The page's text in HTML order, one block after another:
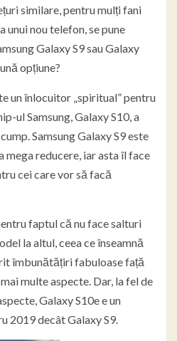
similare, pentru mulți fani
unui nou telefon, se pune
Galaxy S9 sau Galaxy
opțiune?
un înlocuitor „spiritual” pentru
ul Samsung, Galaxy S10, a
Samsung Galaxy S9 este
mega reducere, iar asta îl face
cei care vor să facă
faptul că nu face salturi
la altul, ceea ce înseamnă
îmbunătățiri fabuloase față
multe aspecte. Dar, la fel de
Galaxy S10e e un
2019 decât Galaxy S9.